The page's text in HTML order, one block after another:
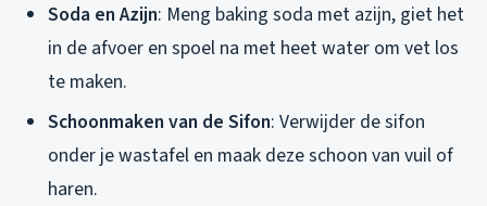
Soda en Azijn: Meng baking soda met azijn, giet het
in de afvoer en spoel na met heet water om vet los
te maken.
Schoonmaken van de Sifon: Verwijder de sifon
onder je wastafel en maak deze schoon van vuil of
haren.